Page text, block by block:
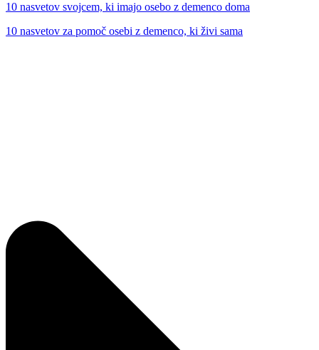
10 nasvetov svojcem, ki imajo osebo z demenco doma
10 nasvetov za pomoč osebi z demenco, ki živi sama